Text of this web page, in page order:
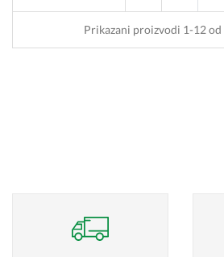
Prikazani proizvodi 1-12